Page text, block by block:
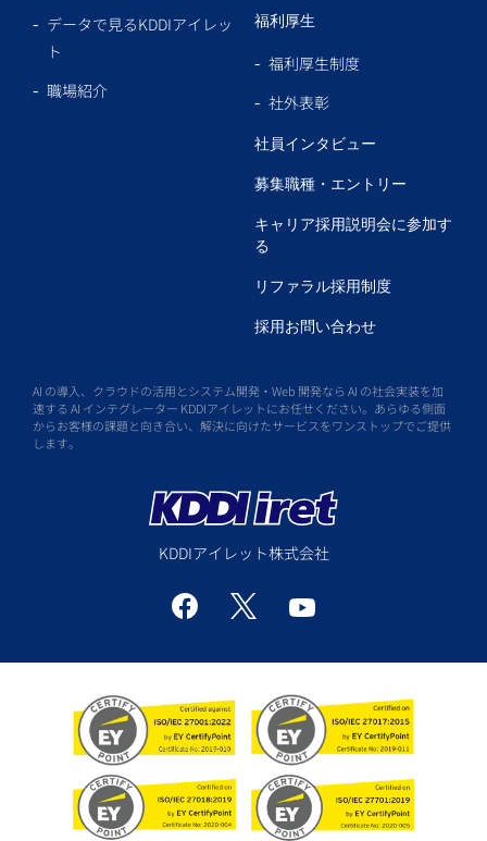
データで見るKDDIアイレッ
ト
職場紹介
福利厚生
福利厚生制度
社外表彰
社員インタビュー
募集職種・エントリー
キャリア採用説明会に参加す
る
リファラル採用制度
採用お問い合わせ
AI の導入、クラウドの活用とシステム開発・Web 開発なら AI の社会実装を加
速する AI インテグレーター KDDIアイレットにお任せください。あらゆる側面
からお客様の課題と向き合い、解決に向けたサービスをワンストップでご提供
します。
KDDIアイレット株式会社